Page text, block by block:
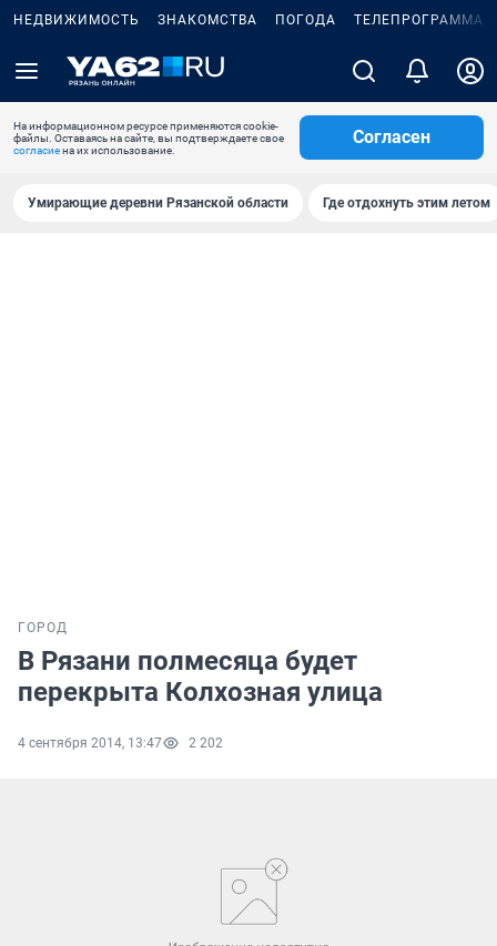
НЕДВИЖИМОСТЬ ЗНАКОМСТВА ПОГОДА ТЕЛЕПРОГРАММА
На информационном ресурсе применяются cookie-
файлы. Оставаясь на сайте, вы подтверждаете свое
согласиена их использование.
Согласен
Умирающие деревни Рязанской области Где отдохнуть этим летом
ГОРОД
В Рязани полмесяца будет
перекрыта Колхозная улица
4 сентября 2014, 13:47 2 202